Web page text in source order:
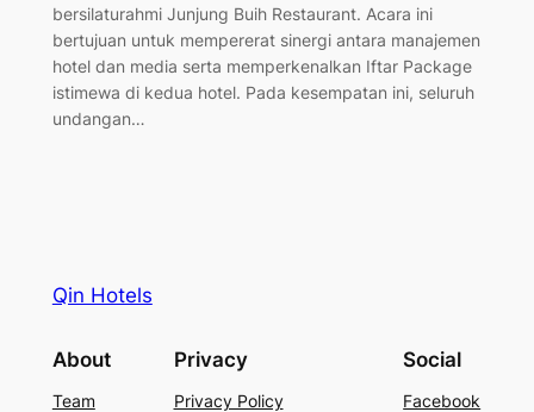
bersilaturahmi Junjung Buih Restaurant. Acara ini
bertujuan untuk mempererat sinergi antara manajemen
hotel dan media serta memperkenalkan Iftar Package
istimewa di kedua hotel. Pada kesempatan ini, seluruh
undangan…
Qin Hotels
About
Team
Privacy
Privacy Policy
Social
Facebook